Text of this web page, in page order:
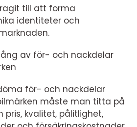
till att forma
identiteter och
av för- och nackdelar
för- och nackdelar
måste man titta på
pris, kvalitet, pålitlighet,